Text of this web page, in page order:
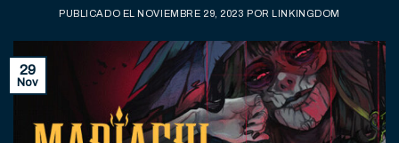
PUBLICADO EL NOVIEMBRE 29, 2023 POR LINKINGDOM
29
Nov